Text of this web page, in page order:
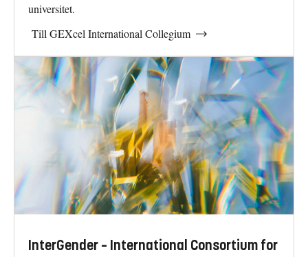
universitet.
Till GEXcel International Collegium
InterGender – International Consortium for